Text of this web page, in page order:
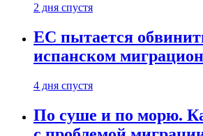
2 дня спустя
ЕС пытается
испанском
4 дня спустя
По суше и по морю.